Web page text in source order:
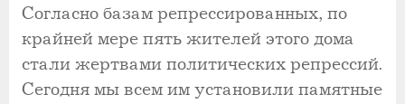
Согласно базам репрессированных, по
крайней мере пять жителей этого дома
стали жертвами политических репрессий.
Сегодня мы всем им установили памятные